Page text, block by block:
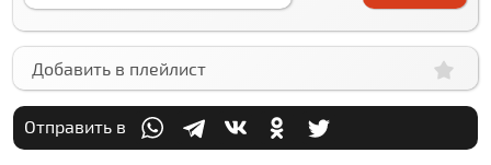
Добавить в плейлист
Отправить в